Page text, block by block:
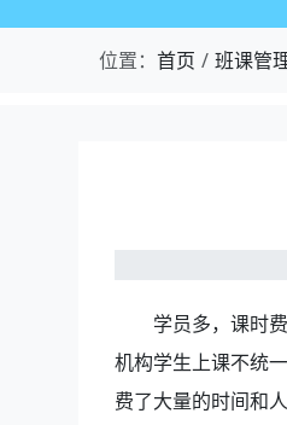
位置： 首页 班课管
学员多，课时
机构学生上课不统
费了大量的时间和